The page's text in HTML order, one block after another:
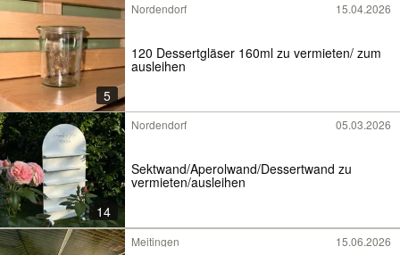
5
Nordendorf 15.04.2026
120 Dessertgläser 160ml zu vermieten/ zum
ausleihen
14
Nordendorf 05.03.2026
Sektwand/Aperolwand/Dessertwand zu
vermieten/ausleihen
Meitingen 15.06.2026